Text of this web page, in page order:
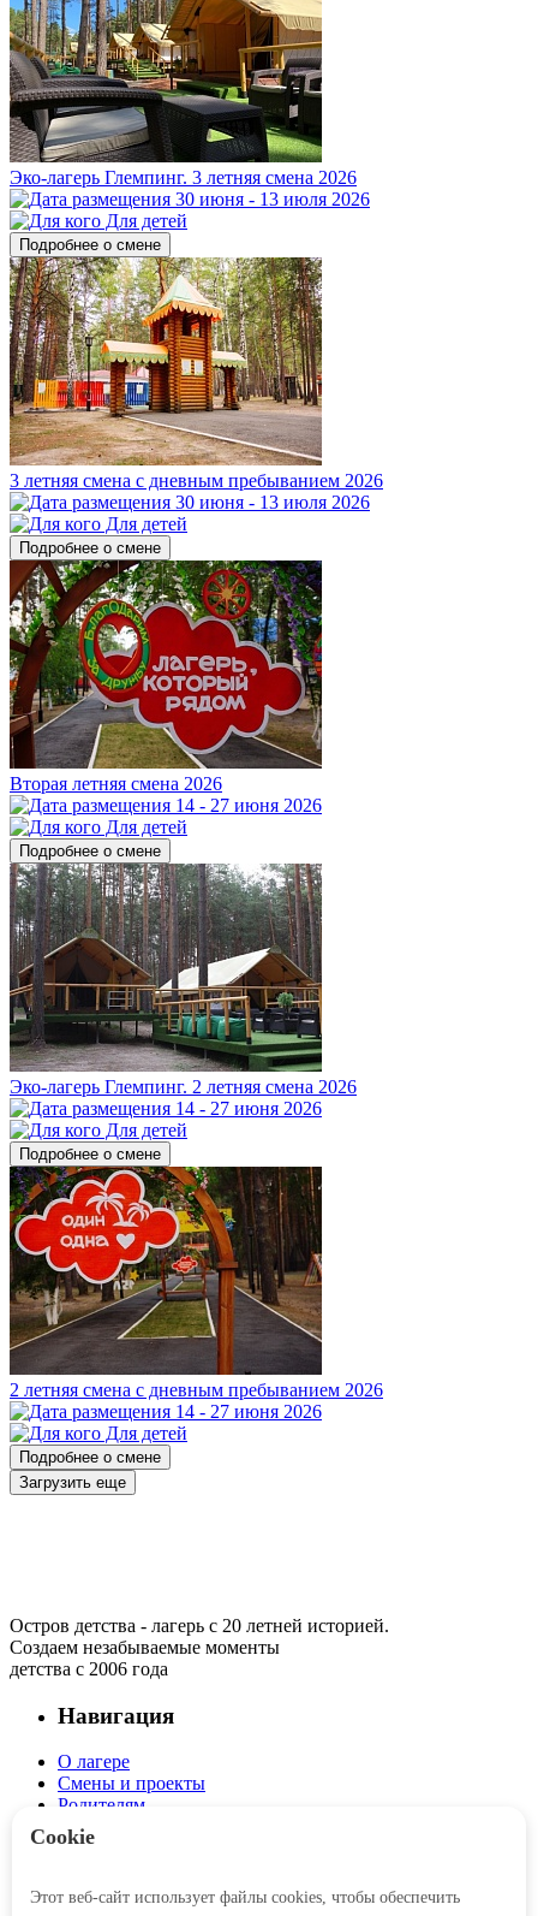
Эко-лагерь Глемпинг. 3 летняя смена 2026
30 июня - 13 июля 2026
Для детей
Подробнее о смене
3 летняя смена с дневным пребыванием 2026
30 июня - 13 июля 2026
Для детей
Подробнее о смене
Вторая летняя смена 2026
14 - 27 июня 2026
Для детей
Подробнее о смене
Эко-лагерь Глемпинг. 2 летняя смена 2026
14 - 27 июня 2026
Для детей
Подробнее о смене
2 летняя смена с дневным пребыванием 2026
14 - 27 июня 2026
Для детей
Подробнее о смене
Загрузить еще
Остров детства - лагерь с 20 летней историей.
Создаем незабываемые моменты
детства с 2006 года
Навигация
О лагере
Смены и проекты
Родителям
Детям
Cookie
Этот веб-сайт использует файлы cookies, чтобы обеспечить